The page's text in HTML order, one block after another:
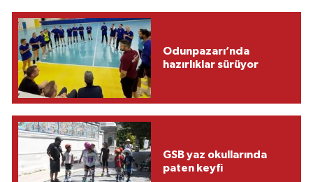
Odunpazarı’nda
hazırlıklar sürüyor
GSB yaz okullarında
paten keyfi